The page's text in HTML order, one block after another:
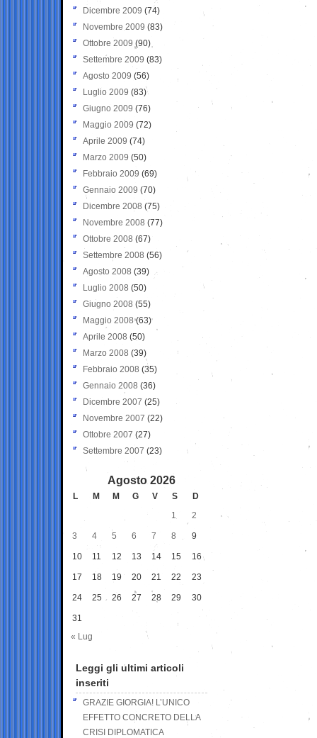
Dicembre 2009 (74)
Novembre 2009 (83)
Ottobre 2009 (90)
Settembre 2009 (83)
Agosto 2009 (56)
Luglio 2009 (83)
Giugno 2009 (76)
Maggio 2009 (72)
Aprile 2009 (74)
Marzo 2009 (50)
Febbraio 2009 (69)
Gennaio 2009 (70)
Dicembre 2008 (75)
Novembre 2008 (77)
Ottobre 2008 (67)
Settembre 2008 (56)
Agosto 2008 (39)
Luglio 2008 (50)
Giugno 2008 (55)
Maggio 2008(63)
Aprile 2008 (50)
Marzo 2008 (39)
Febbraio 2008 (35)
Gennaio 2008 (36)
Dicembre 2007 (25)
Novembre 2007 (22)
Ottobre 2007 (27)
Settembre 2007 (23)
Agosto 2026
L M M G V S
D
1
2
3 4 5 6 7 8 9
10 11 12 13 14 15 16
17 18 19 20 21 22 23
24 25 26 27 28 29 30
31
« Lug
Leggi gli ultimi articoli
inseriti
GRAZIE GIORGIA! L’UNICO
EFFETTO CONCRETO DELLA
CRISI DIPLOMATICA